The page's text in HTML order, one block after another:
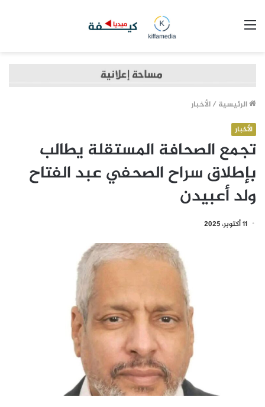
الرئيسية /الأخبار
الأخبار
تجمع الصحافة المستقلة يطالب
بإطلاق سراح الصحفي عبد الفتاح
ولد أعبيدن
11 أكتوبر، 2025